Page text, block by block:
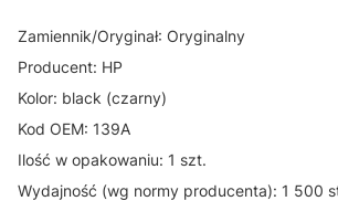
Zamiennik/Oryginał: Oryginalny
Producent: HP
Kolor: black (czarny)
Kod OEM: 139A
Ilość w opakowaniu: 1 szt.
Wydajność (wg normy producenta): 1 500